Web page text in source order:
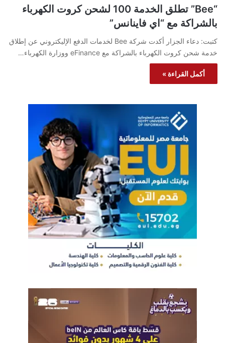
“Bee” تطلق الخدمة 100 لشحن كروت الكهرباء
بالشراكة مع “اي فاينانس”
كتبت: دعاء الجزار أكدت شركة Bee لخدمات الدفع الإليكتروني عن إطلاق
خدمة شحن كروت الكهرباء بالشراكة مع eFinance ووزارة الكهرباء…
أكمل القراءة »